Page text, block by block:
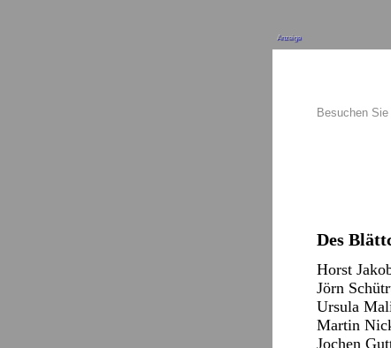
Anzeige
Besuchen
Des
Horst
Jörn
Ursula
Martin
Jochen